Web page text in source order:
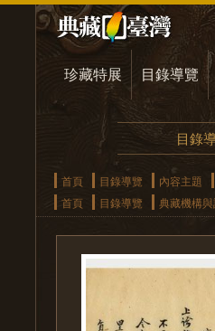
珍藏特展 目錄導覽
目錄
首頁 目錄導覽 內容主題
首頁
目錄導覽 典藏機構